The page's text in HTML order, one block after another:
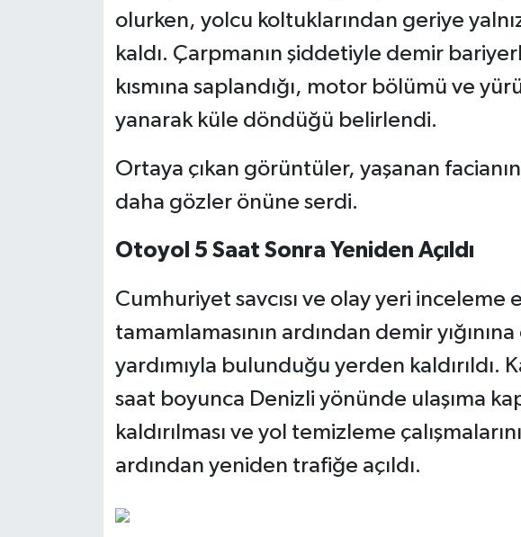
olurken, yolcu koltuklarından geriye
kaldı. Çarpmanın şiddetiyle demir
kısmına saplandığı, motor bölümü ve
yanarak küle döndüğü belirlendi.
Ortaya çıkan görüntüler, yaşanan
daha gözler önüne serdi.
Otoyol 5 Saat Sonra Yeniden Açıldı
Cumhuriyet savcısı ve olay yeri inceleme
tamamlamasının ardından demir
yardımıyla bulunduğu yerden kaldırıldı.
saat boyunca Denizli yönünde ulaşıma
kaldırılması ve yol temizleme
ardından yeniden trafiğe açıldı.